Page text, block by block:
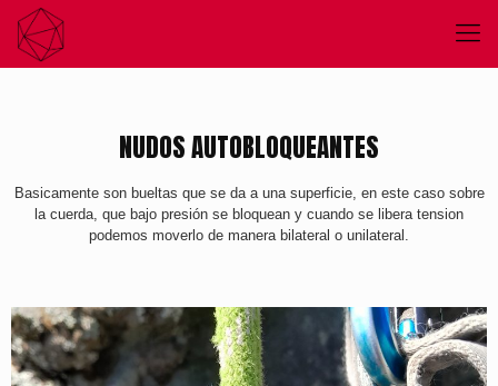
NUDOS AUTOBLOQUEANTES
Basicamente son bueltas que se da a una superficie, en este caso sobre
la cuerda, que bajo presión se bloquean y cuando se libera tension
podemos moverlo de manera bilateral o unilateral.